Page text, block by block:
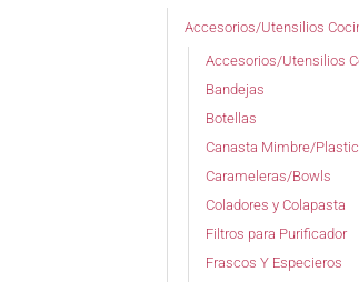
Accesorios/Utensilios
Accesorios/Utensilios
Bandejas
Botellas
Canasta Mimbre/
Carameleras/Bowls
Coladores y Colapasta
Filtros para Purificador
Frascos Y Especieros